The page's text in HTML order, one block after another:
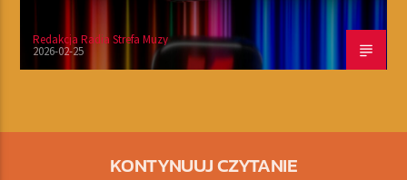
Redakcja Radia Strefa Muzy
2026-02-25
KONTYNUUJ CZYTANIE